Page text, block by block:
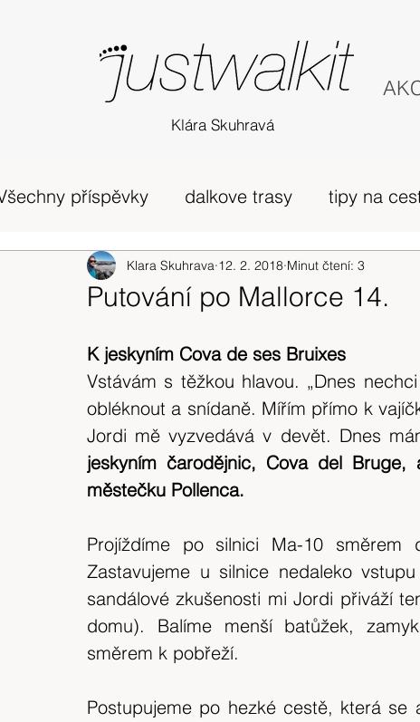
Klára Skuhravá
příspěvky dalkove trasy tipy na
Edinburgh horská túra Skotsko
zivot v UK osobni nazory Skotsko
expedice Skotské ostrovy Indonésie
výlet 2018 Srílanka
Bílé Karpaty CHKO Island
Putování po Mallorce 14.
Klara Skuhrava 12. 2. 2018 Minut čtení: 3
K jeskyním Cova de ses Bruixes
Vstávám s těžkou hlavou. „Dnes
obléknout a snídaně. Mířím přímo k
Jordi mě vyzvedává v devět. Dnes
jeskyním čarodějnic, Cova del
městečku Pollenca.
Projíždíme po silnici Ma-10
Zastavujeme u silnice nedaleko
sandálové zkušenosti mi Jordi přiváží
domu). Balíme menší batůžek,
směrem k pobřeží.
Postupujeme po hezké cestě, která se